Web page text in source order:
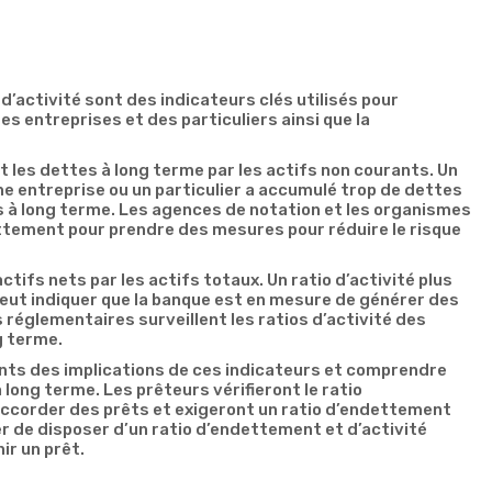
sont des indicateurs clés utilisés pour
entreprises et des particuliers ainsi que la
dettes à long terme par les actifs non courants. Un
entreprise ou un particulier a accumulé trop de dettes
long terme. Les agences de notation et les organismes
pour prendre des mesures pour réduire le risque
nets par les actifs totaux. Un ratio d’activité plus
indiquer que la banque est en mesure de générer des
surveillent les ratios d’activité des
terme.
des implications de ces indicateurs et comprendre
terme. Les prêteurs vérifieront le ratio
des prêts et exigeront un ratio d’endettement
de disposer d’un ratio d’endettement et d’activité
un prêt.